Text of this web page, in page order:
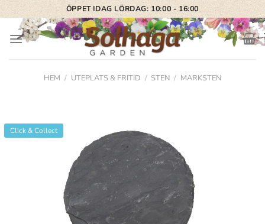
Skip
to
content
ÖPPET IDAG LÖRDAG: 10:00 - 16:00
HEM / UTEPLATS & FRITID / STEN / MARKSTEN
Click & Collect